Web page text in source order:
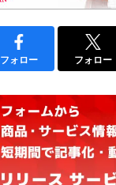
フォロー フォロー